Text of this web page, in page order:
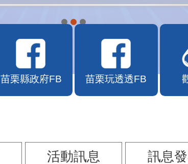
苗栗縣政府FB 苗栗玩透透FB
活動訊息 訊息